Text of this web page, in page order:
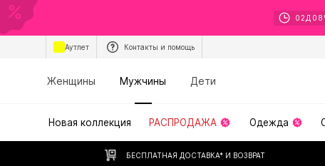
02 Д 08
Аутлет Контакты и помощь
Женщины Мужчины Дети
Новая коллекция РАСПРОДАЖА Одежда
БЕСПЛАТНАЯ ДОСТАВКА* И ВОЗВРАТ